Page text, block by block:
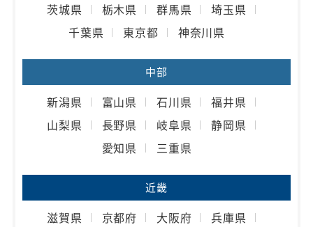
茨城県 栃木県 群馬県
埼玉県
千葉県
東京都 神奈川県
中部
新潟県 富山県 石川県
福井県
山梨県
長野県 岐阜県
静岡県
愛知県
三重県
近畿
滋賀県 京都府 大阪府
兵庫県